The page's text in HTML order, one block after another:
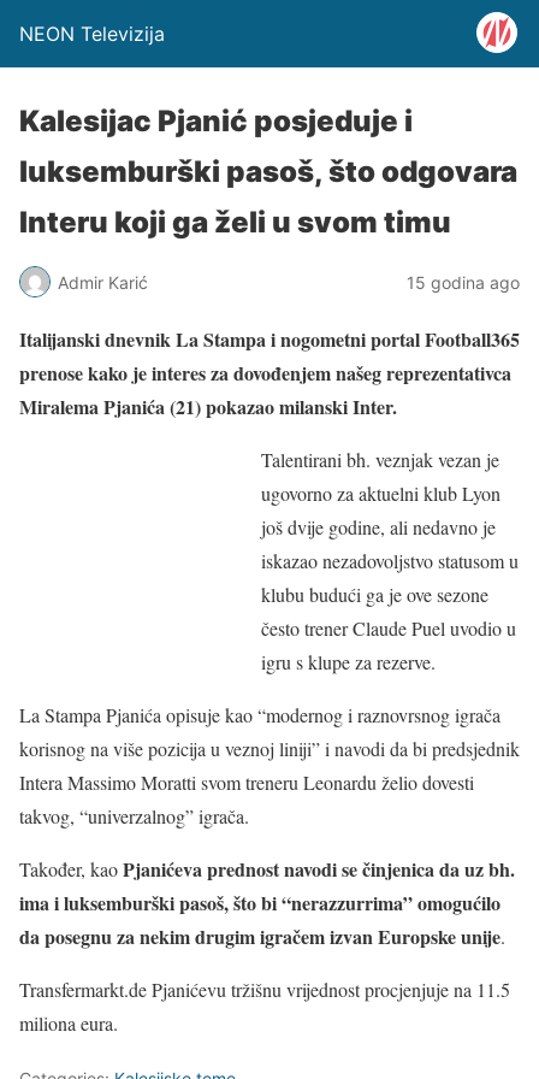
NEON Televizija
Kalesijac Pjanić posjeduje i
luksemburški pasoš, što odgovara
Interu koji ga želi u svom timu
Admir Karić 15 godina ago
Italijanski dnevnik La Stampa i nogometni portal Football365
prenose kako je interes za dovođenjem našeg reprezentativca
Miralema Pjanića (21) pokazao milanski Inter.
Talentirani bh. veznjak vezan je
ugovorno za aktuelni klub Lyon
još dvije godine, ali nedavno je
iskazao nezadovoljstvo statusom u
klubu budući ga je ove sezone
često trener Claude Puel uvodio u
igru s klupe za rezerve.
La Stampa Pjanića opisuje kao “modernog i raznovrsnog igrača
korisnog na više pozicija u veznoj liniji” i navodi da bi predsjednik
Intera Massimo Moratti svom treneru Leonardu želio dovesti
takvog, “univerzalnog” igrača.
Također, kaoPjanićeva prednost navodi se činjenica da uz bh.
ima i luksemburški pasoš, što bi “nerazzurrima” omogućilo
da posegnu za nekim drugim igračem izvan Europske unije.
Transfermarkt.de Pjanićevu tržišnu vrijednost procjenjuje na 11.5
miliona eura.